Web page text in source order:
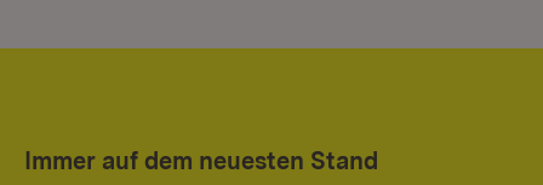
Immer auf dem neuesten Stand